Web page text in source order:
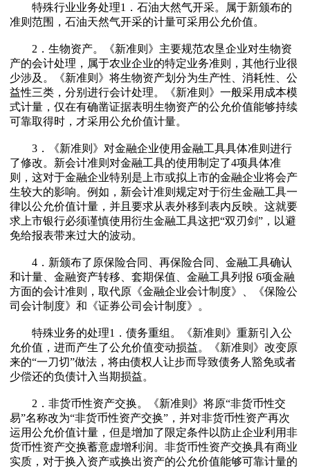
特殊行业业务处理1．石油大然气开采。属于新颁布的
准则范围，石油天然气开采的计量可采用公允价值。
2．生物资产。《新准则》主要规范农垦企业对生物资
产的会计处理，属于农业企业的特定业务准则，其他行业很
少涉及。《新准则》将生物资产划分为生产性、消耗性、公
益性三类，分别进行会计处理。《新准则》一般采用成本模
式计量，仅在有确凿证据表明生物资产的公允价值能够持续
可靠取得时，才采用公允价值计量。
3．《新准则》对金融企业使用金融工具具体准则进行
了修改。新会计准则对金融工具的使用制定了4项具体准
则，这对于金融企业特别是上市或拟上市的金融企业将会产
生较大的影响。例如，新会计准则规定对于衍生金融工具一
律以公允价值计量，并且要求从表外移到表内反映。这就要
求上市银行必须谨慎使用衍生金融工具这把“双刃剑”，以避
免给报表带来过大的波动。
4．新颁布了原保险合同、再保险合同、金融工具确认
和计量、金融资产转移、套期保值、金融工具列报 6项金融
方面的会计准则，取代原《金融企业会计制度》、《保险公
司会计制度》和《证券公司会计制度》。
特殊业务的处理1．债务重组。《新准则》重新引入公
允价值，进而产生了公允价值变动损益。《新准则》改变原
来的“一刀切”做法，将由债权人让步而导致债务人豁免或者
少偿还的负债计入当期损益。
2．非货币性资产交换。《新准则》将原“非货币性交
易”名称改为“非货币性资产交换”，并对非货币性资产再次
运用公允价值计量，但是增加了限定条件以防止企业利用非
货币性资产交换蓄意虚增利润。非货币性资产交换具有商业
实质，对于换入资产或换出资产的公允价值能够可靠计量的